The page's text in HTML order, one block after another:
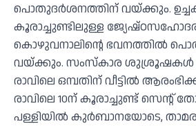
പൊതുദര്‍ശനത്തിന് വയ്ക്കും.
കൂരാച്ചുണ്ടിലുള്ള
കൊഴുവനാലിന്റെ ഭവനത്തില്‍
വയ്ക്കും. സംസ്‌കാര ശുശ്രൂഷകള്‍
രാവിലെ ഒമ്പതിന് വീട്ടില്‍
രാവിലെ 10ന് കൂരാച്ചുണ്ട്
പള്ളിയില്‍ കുര്‍ബാനയോടെ,